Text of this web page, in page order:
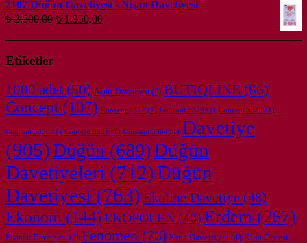
₺ 700,00.fiyat:
₺ 585,00.
2107 Düğün Davetiyesi - Nişan Davetiyesi
₺2.500,00 Orijinal
₺ 2.500,00.
₺ 1.950,00Şu
fiyat:
Etiketler
1000 adet (50) Açılış Davetiyesi (2) BUTIQLINE (66)
Concept (107) Concept 5322 (1) Concept 5323 (1) Concept 5338 (1)
Concept 5350 (1) Concept 5351 (1) Concept 5364 (1) Davetiye
(905)Düğün (689)Düğün
Davetiyeleri (712)Düğün
Davetiyesi (763) Ekoline Davetiye (48)
Ekonom (144) EKOPOLEN (40) Erdem (267)
Etkinlik Davetiyesi (2) Fenomen (76) Kına Davetiyesi (4) Kına Gecesi